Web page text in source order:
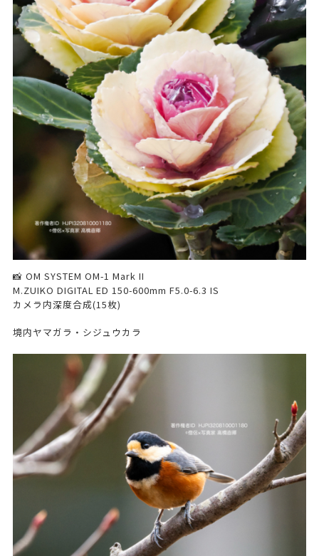
📸 OM SYSTEM OM-1 Mark II
M.ZUIKO DIGITAL ED 150-600mm F5.0-6.3 IS
カメラ内深度合成(15枚)
境内ヤマガラ・シジュウカラ